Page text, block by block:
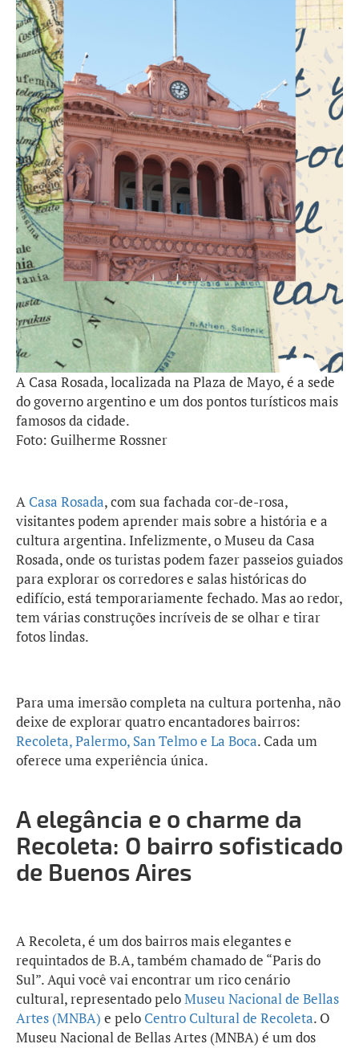
A Casa Rosada, localizada na Plaza de Mayo, é a sede
do governo argentino e um dos pontos turísticos mais
famosos da cidade.
Foto: Guilherme Rossner
A Casa Rosada, com sua fachada cor-de-rosa,
visitantes podem aprender mais sobre a história e a
cultura argentina. Infelizmente, o Museu da Casa
Rosada, onde os turistas podem fazer passeios guiados
para explorar os corredores e salas históricas do
edifício, está temporariamente fechado. Mas ao redor,
tem várias construções incríveis de se olhar e tirar
fotos lindas.
Para uma imersão completa na cultura portenha, não
deixe de explorar quatro encantadores bairros:
Recoleta, Palermo, San Telmo e La Boca. Cada um
oferece uma experiência única.
A elegância e o charme da
Recoleta: O bairro sofisticado
de Buenos Aires
A Recoleta, é um dos bairros mais elegantes e
requintados de B.A, também chamado de “Paris do
Sul”. Aqui você vai encontrar um rico cenário
cultural, representado peloMuseu Nacional de Bellas
Artes (MNBA) e pelo Centro Cultural de Recoleta. O
Museu Nacional de Bellas Artes (MNBA) é um dos